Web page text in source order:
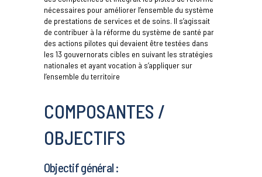
nécessaires pour améliorer l’ensemble du système
de prestations de services et de soins. Il s’agissait
de contribuer à la réforme du système de santé par
des actions pilotes qui devaient être testées dans
les 13 gouvernorats cibles en suivant les stratégies
nationales et ayant vocation à s’appliquer sur
l’ensemble du territoire
COMPOSANTES /
OBJECTIFS
Objectif général :